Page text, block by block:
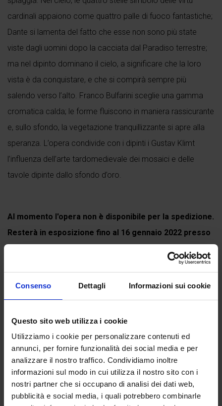
Consenso Dettagli Informazioni sui cookie
Questo sito web utilizza i cookie
Utilizziamo i cookie per personalizzare contenuti ed
annunci, per fornire funzionalità dei social media e per
analizzare il nostro traffico. Condividiamo inoltre
informazioni sul modo in cui utilizza il nostro sito con i
nostri partner che si occupano di analisi dei dati web,
pubblicità e social media, i quali potrebbero combinarle
cardinali appaiono come quattro palle di fuoco fantastiche;
Dante si lamenta del fatto che esse non sono più state
viste dagli uomini dopo la cacciata dal Paradiso terrestre;
ma nel dipinto dominano il cielo, a significare che la loro
vista è da conquistare, e che si compirà sempre più
salendo verso l’alto. Franco Bulfarini sceglie una gamma
cromatica calda; le forme fluiscono in maniera rassicurante
e, sullo sfondo, la vegetazione tranquillizzante si apre alla
speranza. L’opera condivide con i dipinti i Gustav Klimt
l’influenza dell’arte tardomedievale dei mosaici e delle
tavole dipinte dallo sfondo d’oro.
Al momento l'opera non è disponibile per la spedizione.
Resterà in esposizione fino al 16 gennaio 2022 presso
Continua a leggere
Recensioni
Ancora non ci sono recensioni.
Recensisci per primo “Purgatorio, canto I. Dante e
Virgilio incontrano Catone”
(Click here to login and review this product)